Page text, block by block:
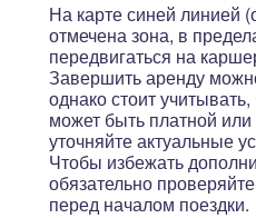
На карте синей линией
отмечена зона, в
передвигаться на
Завершить аренду
однако стоит учитывать,
может быть платной
уточняйте актуальные
Чтобы избежать
обязательно
перед началом поездки.